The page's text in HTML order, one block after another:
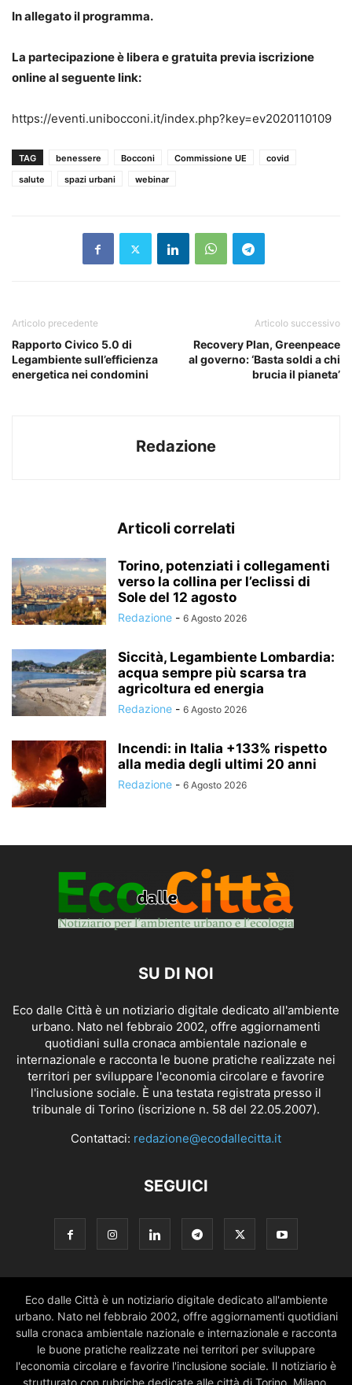
In allegato il programma.
La partecipazione è libera e gratuita previa iscrizione
online al seguente link:
https://eventi.unibocconi.it/index.php?key=ev2020110109
TAG benessere Bocconi Commissione UE
covid
salute
spazi urbani webinar
Articolo precedente
Rapporto Civico 5.0 di
Legambiente sull’efficienza
energetica nei condomini
Articolo successivo
Recovery Plan, Greenpeace
al governo: ‘Basta soldi a chi
brucia il pianeta’
Redazione
Articoli correlati
Torino, potenziati i collegamenti
verso la collina per l’eclissi di
Sole del 12 agosto
Redazione - 6 Agosto 2026
Siccità, Legambiente Lombardia:
acqua sempre più scarsa tra
agricoltura ed energia
Redazione - 6 Agosto 2026
Incendi: in Italia +133% rispetto
alla media degli ultimi 20 anni
Redazione - 6 Agosto 2026
SU DI NOI
Eco dalle Città è un notiziario digitale dedicato all'ambiente
urbano. Nato nel febbraio 2002, offre aggiornamenti
quotidiani sulla cronaca ambientale nazionale e
internazionale e racconta le buone pratiche realizzate nei
territori per sviluppare l'economia circolare e favorire
l'inclusione sociale. È una testata registrata presso il
tribunale di Torino (iscrizione n. 58 del 22.05.2007).
Contattaci: redazione@ecodallecitta.it
SEGUICI
Eco dalle Città è un notiziario digitale dedicato all'ambiente
urbano. Nato nel febbraio 2002, offre aggiornamenti quotidiani
sulla cronaca ambientale nazionale e internazionale e racconta
le buone pratiche realizzate nei territori per sviluppare
l'economia circolare e favorire l'inclusione sociale. Il notiziario è